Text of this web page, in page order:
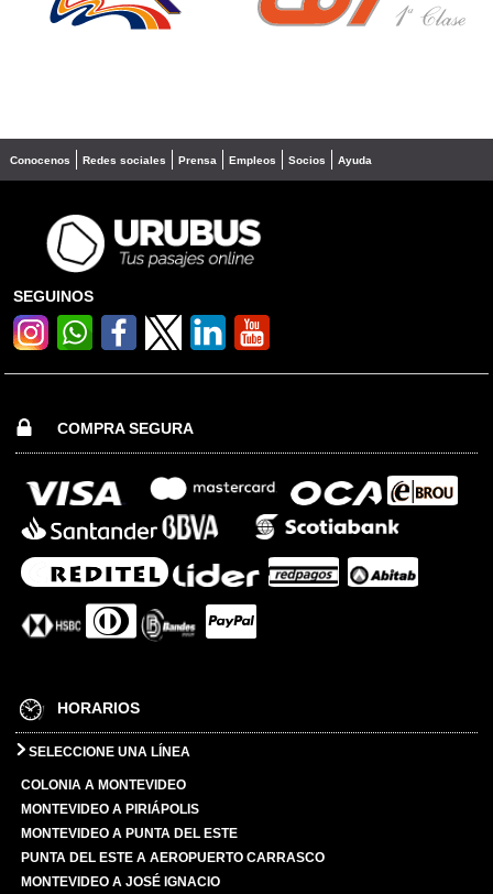
Conocenos Redes sociales Prensa Empleos Socios Ayuda
SEGUINOS
COMPRA SEGURA
HORARIOS
SELECCIONE UNA LÍNEA
COLONIA A MONTEVIDEO
MONTEVIDEO A PIRIÁPOLIS
MONTEVIDEO A PUNTA DEL ESTE
PUNTA DEL ESTE A AEROPUERTO CARRASCO
MONTEVIDEO A JOSÉ IGNACIO